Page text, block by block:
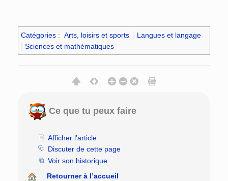
Catégories : Arts, loisirs et sports
Langues et langage
Sciences et mathématiques
Ce que tu peux faire
Afficher l’article
Discuter de cette page
Voir son historique
Retourner à l’accueil